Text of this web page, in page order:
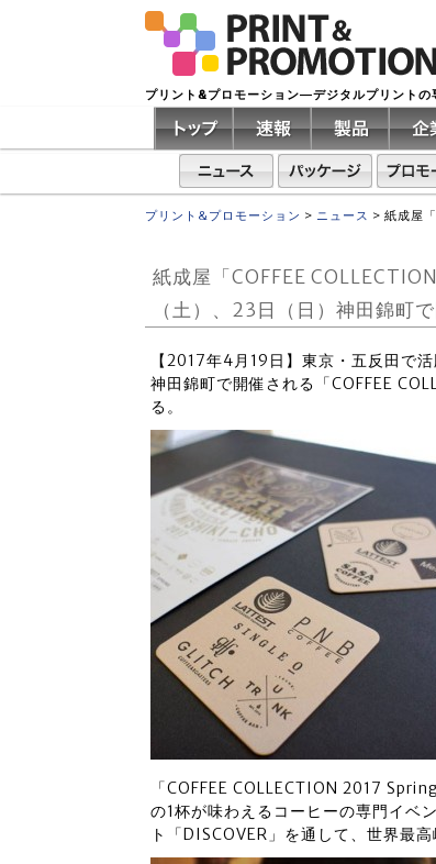
プリント&プロモーション―デジタルプリント
プリント&プロモーション > ニュース > 紙成屋
紙成屋「COFFEE
（土）、23日（日）神田錦町
【2017年4月19日】東京・五反田で
神田錦町で開催される「COFFEE
る。
「COFFEE COLLECTION 2017
の1杯が味わえるコーヒーの専門イベ
ト「DISCOVER」を通して、世界最